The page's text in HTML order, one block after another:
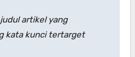
artikel yang
kata kunci tertarget